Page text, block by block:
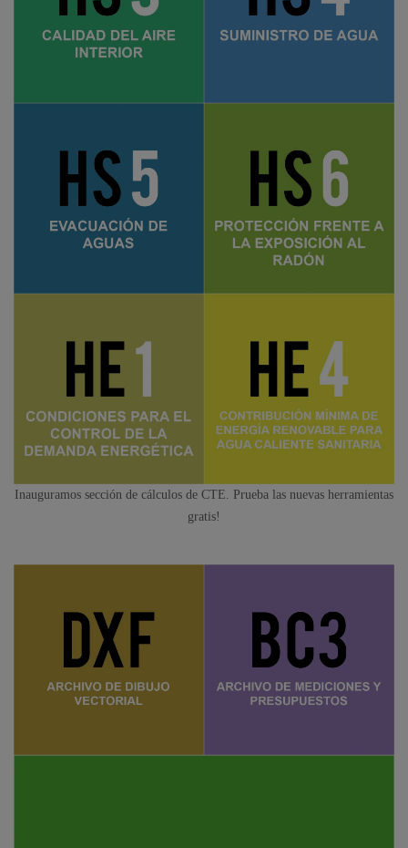
Inauguramos sección de cálculos de CTE. Prueba las nuevas herramientas
gratis!